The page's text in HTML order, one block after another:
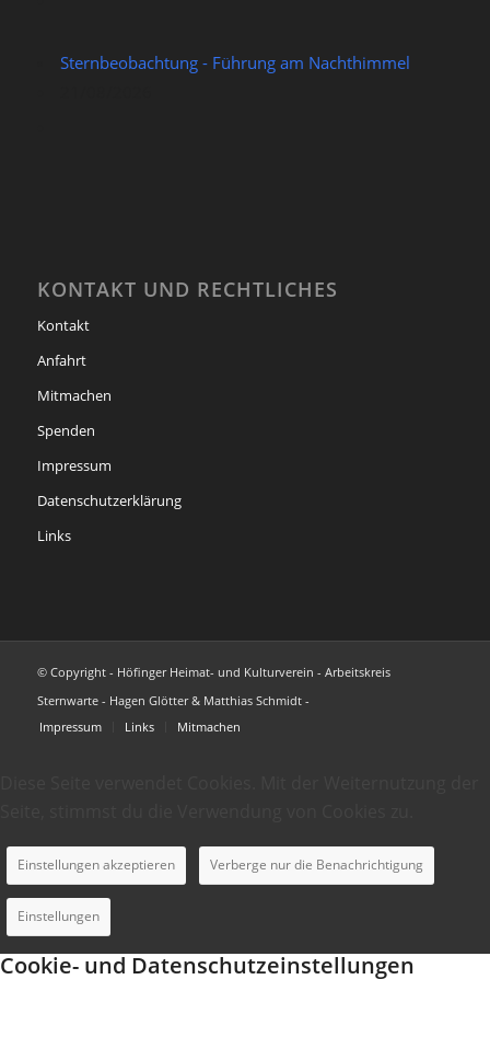
Sternbeobachtung - Führung am Nachthimmel
KONTAKT UND RECHTLICHES
Kontakt
Anfahrt
Mitmachen
Spenden
Impressum
Datenschutzerklärung
Links
© Copyright - Höfinger Heimat- und Kulturverein - Arbeitskreis
Sternwarte - Hagen Glötter & Matthias Schmidt -
Impressum
Links Mitmachen
Einstellungen akzeptieren Verberge nur die Benachrichtigung
Einstellungen
Cookie- und Datenschutzeinstellungen